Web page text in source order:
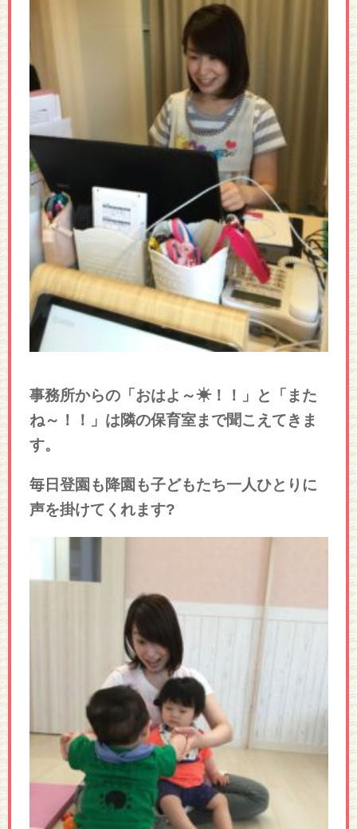
事務所からの「おはよ～☀！！」と「また
ね～！！」は隣の保育室まで聞こえてきま
す。
毎日登園も降園も子どもたち一人ひとりに
声を掛けてくれます?